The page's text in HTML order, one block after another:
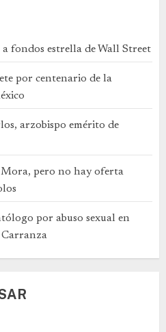
fondos estrella de Wall Street
por centenario de la
arzobispo emérito de
pero no hay oferta
por abuso sexual en